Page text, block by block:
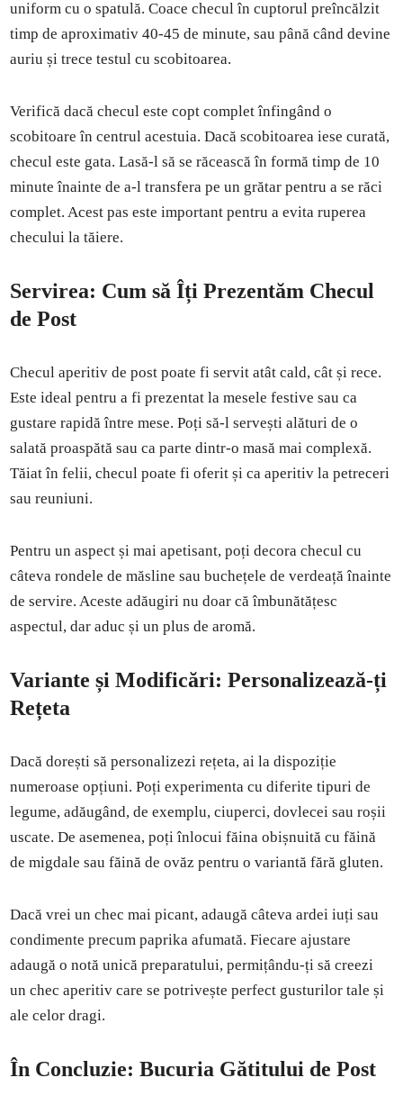
uniform cu o spatulă. Coace checul în cuptorul preîncălzit
timp de aproximativ 40-45 de minute, sau până când devine
auriu și trece testul cu scobitoarea.
Verifică dacă checul este copt complet înfingând o
scobitoare în centrul acestuia. Dacă scobitoarea iese curată,
checul este gata. Lasă-l să se răcească în formă timp de 10
minute înainte de a-l transfera pe un grătar pentru a se răci
complet. Acest pas este important pentru a evita ruperea
checului la tăiere.
Servirea: Cum să Îți Prezentăm Checul
de Post
Checul aperitiv de post poate fi servit atât cald, cât și rece.
Este ideal pentru a fi prezentat la mesele festive sau ca
gustare rapidă între mese. Poți să-l servești alături de o
salată proaspătă sau ca parte dintr-o masă mai complexă.
Tăiat în felii, checul poate fi oferit și ca aperitiv la petreceri
sau reuniuni.
Pentru un aspect și mai apetisant, poți decora checul cu
câteva rondele de măsline sau buchețele de verdeață înainte
de servire. Aceste adăugiri nu doar că îmbunătățesc
aspectul, dar aduc și un plus de aromă.
Variante și Modificări: Personalizează-ți
Rețeta
Dacă dorești să personalizezi rețeta, ai la dispoziție
numeroase opțiuni. Poți experimenta cu diferite tipuri de
legume, adăugând, de exemplu, ciuperci, dovlecei sau roșii
uscate. De asemenea, poți înlocui făina obișnuită cu făină
de migdale sau făină de ovăz pentru o variantă fără gluten.
Dacă vrei un chec mai picant, adaugă câteva ardei iuți sau
condimente precum paprika afumată. Fiecare ajustare
adaugă o notă unică preparatului, permițându-ți să creezi
un chec aperitiv care se potrivește perfect gusturilor tale și
ale celor dragi.
În Concluzie: Bucuria Gătitului de Post